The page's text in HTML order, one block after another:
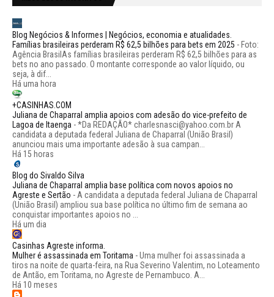
Blog Negócios & Informes | Negócios, economia e atualidades.
Famílias brasileiras perderam R$ 62,5 bilhões para bets em 2025 - Foto:
Agência BrasilAs famílias brasileiras perderam R$ 62,5 bilhões para as
bets no ano passado. O montante corresponde ao valor líquido, ou
seja, à dif...
Há uma hora
+CASINHAS.COM
Juliana de Chaparral amplia apoios com adesão do vice-prefeito de
Lagoa de Itaenga -*Da REDAÇÃO* charlesnasci@yahoo.com.br A
candidata a deputada federal Juliana de Chaparral (União Brasil)
anunciou mais uma importante adesão à sua campan...
Há 15 horas
Blog do Sivaldo Silva
Juliana de Chaparral amplia base política com novos apoios no
Agreste e Sertão -A candidata a deputada federal Juliana de Chaparral
(União Brasil) ampliou sua base política no último fim de semana ao
conquistar importantes apoios no ...
Há um dia
Casinhas Agreste informa.
Mulher é assassinada em Toritama -Uma mulher foi assassinada a
tiros na noite de quarta-feira, na Rua Severino Valentim, no Loteamento
de Antão, em Toritama, no Agreste de Pernambuco. A...
Há 10 meses